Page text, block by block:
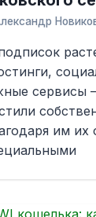
сервисы
им их